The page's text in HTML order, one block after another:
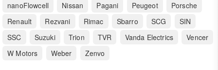
nanoFlowcell
Nissan Pagani Peugeot
Porsche
Renault
Rezvani Rimac Sbarro SCG
SIN
SSC
Suzuki Trion TVR Vanda Electrics
Vencer
W Motors
Weber Zenvo